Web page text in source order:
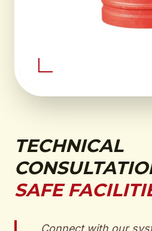
TECHNICAL
SAFE
Connect with our